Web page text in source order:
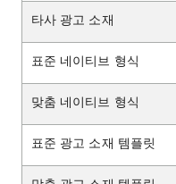
타사 광고 소재
표준 네이티브 형식
맞춤 네이티브 형식
표준 광고 소재 템플릿